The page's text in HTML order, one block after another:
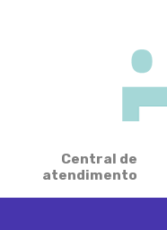
Central de
atendimento